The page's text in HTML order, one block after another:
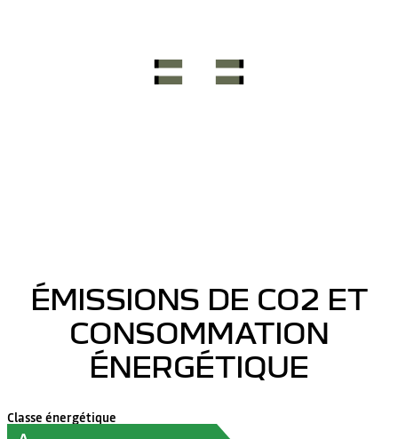
ÉMISSIONS DE CO2 ET
CONSOMMATION
ÉNERGÉTIQUE
Classe énergétique